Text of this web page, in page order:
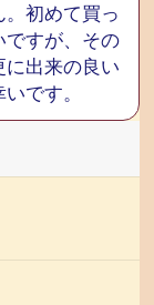
初めて買っ
ですが、その
に出来の良い
です。